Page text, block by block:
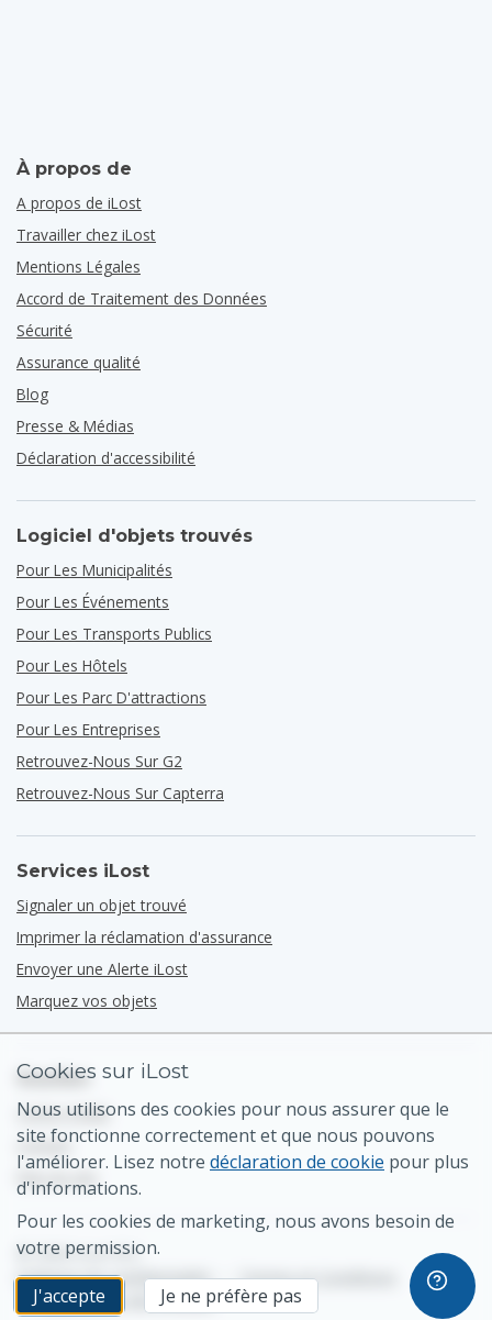
À propos de
A propos de iLost
Travailler chez iLost
Mentions Légales
Accord de Traitement des Données
Sécurité
Assurance qualité
Blog
Presse & Médias
Déclaration d'accessibilité
Logiciel d'objets trouvés
Pour Les Municipalités
Pour Les Événements
Pour Les Transports Publics
Pour Les Hôtels
Pour Les Parc D'attractions
Pour Les Entreprises
Retrouvez-Nous Sur G2
Retrouvez-Nous Sur Capterra
Services iLost
Signaler un objet trouvé
Imprimer la réclamation d'assurance
Envoyer une Alerte iLost
Marquez vos objets
Soutien
Centre d'aide
Contact
Plan du site
© 2026 iLost B.V.
Politique de confidentialité • Termes et Conditions
Paramètres des cookies
Cookies sur iLost
Nous utilisons des cookies pour nous assurer que le
site fonctionne correctement et que nous pouvons
l'améliorer. Lisez notre déclaration de cookie pour plus
d'informations.
Pour les cookies de marketing, nous avons besoin de
votre permission.
J'accepte
Je ne préfère pas